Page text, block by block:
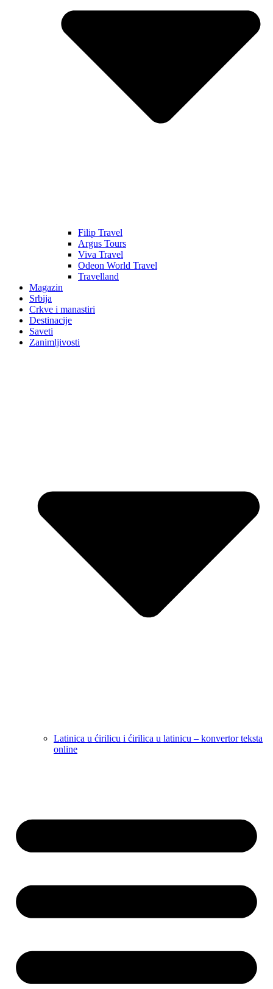
Filip Travel
Argus Tours
Viva Travel
Odeon World Travel
Travelland
Magazin
Srbija
Crkve i manastiri
Destinacije
Saveti
Zanimljivosti
Latinica u ćirilicu i ćirilica u latinicu – konvertor teksta
online